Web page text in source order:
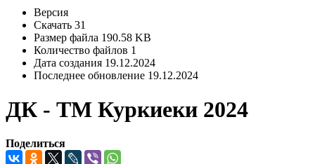
Версия
Скачать 31
Размер файла 190.58 KB
Количество файлов 1
Дата создания 19.12.2024
Последнее обновление 19.12.2024
ДК - ТМ Куркиеки 2024
Поделиться